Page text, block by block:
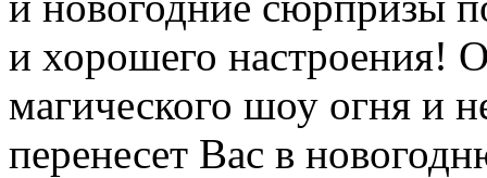
и хорошего настроения!
магического шоу огня и
перенесет Вас в